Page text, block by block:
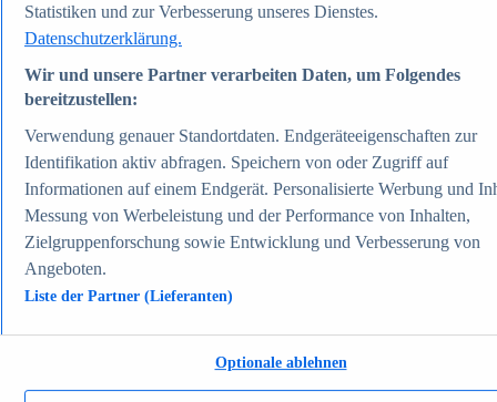
Verkehr & Logistik
Beliebte Statistiken
Anzahl Elektroautos in Deutschland 2006-2026
Neuzulassungen von Elektroautos in Deutschland
Öffentliche Ladepunkte in Deutschland 2017-2026
Anzahl der Autos in Deutschland 1960-2026
Anteil von Elektroautos in Deutschland 2014-2026
Verkehr & Logistik
Themen
Weitere Themen
Straßenverkehrsunfälle in Deutschland - Daten &
Statistiken und zur Verbesserung unseres Dienstes.
Datenschutzerklärung.
Wir und unsere Partner verarbeiten Daten, um Folgendes
bereitzustellen:
Verwendung genauer Standortdaten. Endgeräteeigenschaften zur
Identifikation aktiv abfragen. Speichern von oder Zugriff auf
Informationen auf einem Endgerät. Personalisierte Werbung und
Messung von Werbeleistung und der Performance von Inhalten,
Zielgruppenforschung sowie Entwicklung und Verbesserung von
Angeboten.
Liste der Partner (Lieferanten)
Optionale ablehnen